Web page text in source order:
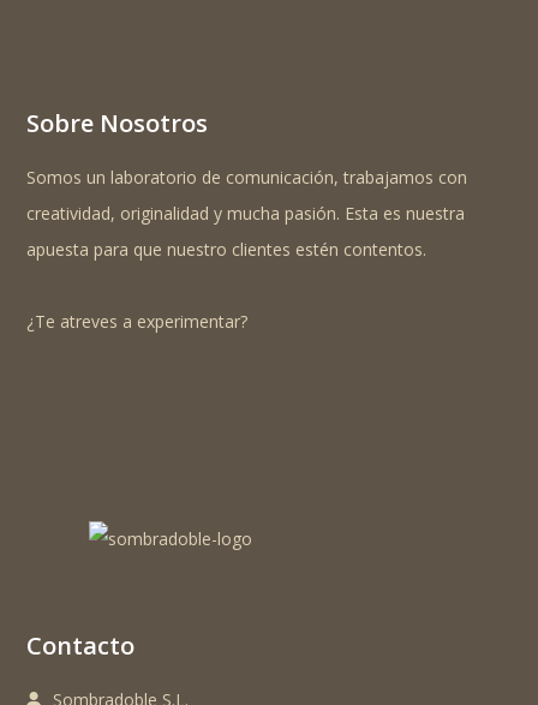
Sobre Nosotros
Somos un laboratorio de comunicación, trabajamos con
creatividad, originalidad y mucha pasión. Esta es nuestra
apuesta para que nuestro clientes estén contentos.
¿Te atreves a experimentar?
Contacto
Sombradoble S.L.